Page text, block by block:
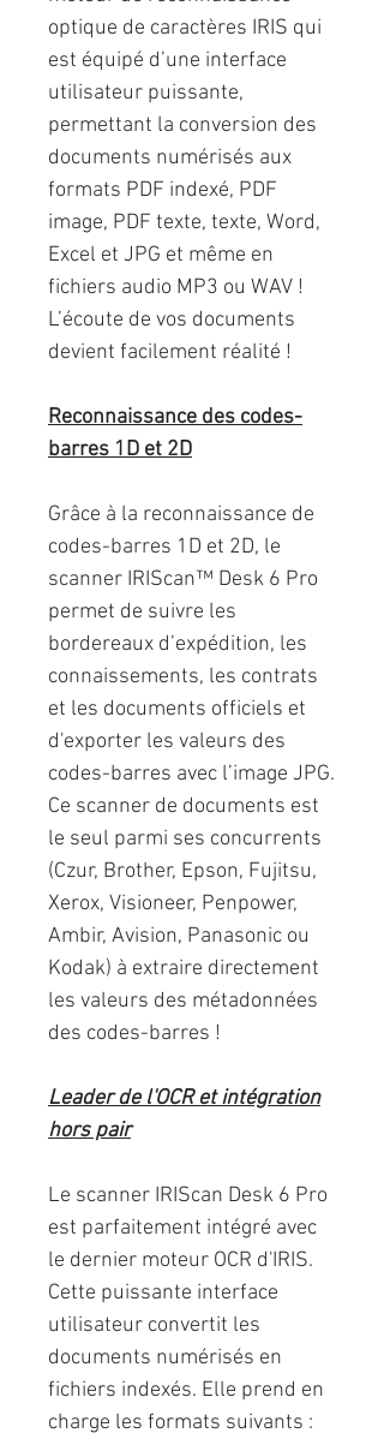
optique de caractères IRIS qui
est équipé d’une interface
utilisateur puissante,
permettant la conversion des
documents numérisés aux
formats PDF indexé, PDF
image, PDF texte, texte, Word,
Excel et JPG et même en
fichiers audio MP3 ou WAV !
L’écoute de vos documents
devient facilement réalité !
Reconnaissance des codes-
barres 1D et 2D
Grâce à la reconnaissance de
codes-barres 1D et 2D, le
scanner IRIScan™ Desk 6 Pro
permet de suivre les
bordereaux d’expédition, les
connaissements, les contrats
et les documents officiels et
d'exporter les valeurs des
codes-barres avec l’image JPG.
Ce scanner de documents est
le seul parmi ses concurrents
(Czur, Brother, Epson, Fujitsu,
Xerox, Visioneer, Penpower,
Ambir, Avision, Panasonic ou
Kodak) à extraire directement
les valeurs des métadonnées
des codes-barres !
Leader de l'OCR et intégration
hors pair
Le scanner IRIScan Desk 6 Pro
est parfaitement intégré avec
le dernier moteur OCR d'IRIS.
Cette puissante interface
utilisateur convertit les
documents numérisés en
fichiers indexés. Elle prend en
charge les formats suivants :